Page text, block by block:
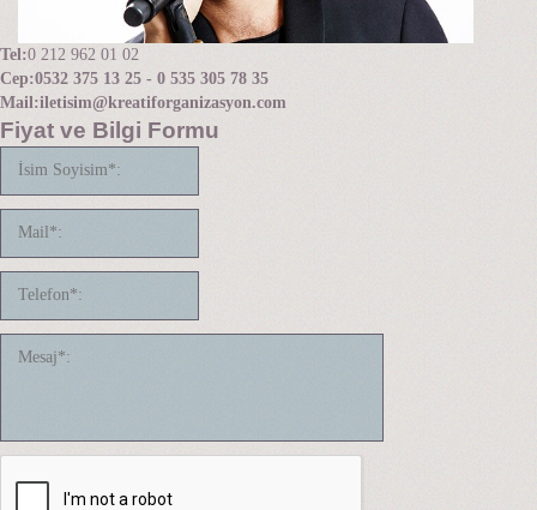
Tel:0 212 962 01 02
Cep:0532 375 13 25 - 0 535 305 78 35
Mail:iletisim@kreatiforganizasyon.com
Fiyat ve Bilgi Formu